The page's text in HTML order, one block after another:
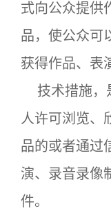
式向公众提供
品，使公众可
获得作品、表
技术措施，
人许可浏览、
品的或者通过
演、录音录像
件。